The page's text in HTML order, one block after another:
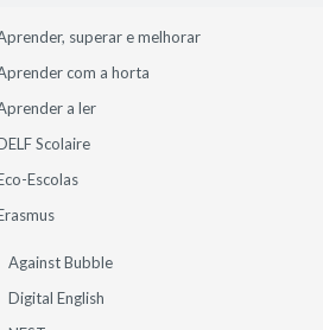
superar e melhorar
com a horta
a ler
Scolaire
Escolas
Against Bubble
Digital English